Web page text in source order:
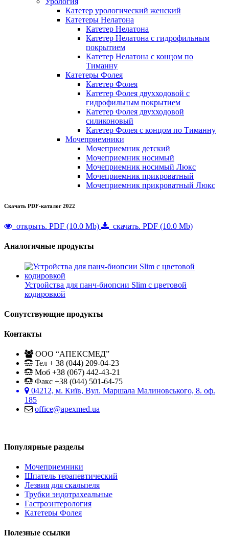
Катетер урологический женский
Катетеры Нелатона
Катетер Нелатона
Катетер Нелатона с гидрофильным
покрытием
Катетер Нелатона с концом по
Тиманну
Катетеры Фолея
Катетер Фолея
Катетер Фолея двухходовой с
гидрофильным покрытием
Катетер Фолея двухходовой
силиконовый
Катетер Фолея с концом по Тиманну
Мочеприемники
Мочеприемник детский
Мочеприемник носимый
Мочеприемник носимый Люкс
Мочеприемник прикроватный
Мочеприемник прикроватный Люкс
Скачать PDF-каталог 2022
открыть. PDF (10.0 Mb) скачать. PDF (10.0 Mb)
Аналогичные продукты
Устройства для панч-биопсии Slim с цветовой
кодировкой
Сопутствующие продукты
Контакты
ООО “АПЕКСМЕД”
Тел + 38 (044) 209-04-23
Моб +38 (067) 442-43-21
Факс +38 (044) 501-64-75
04212, м. Київ, Вул. Маршала Малиновського, 8. оф.
185
office@apexmed.ua
Популярные разделы
Мочеприемники
Шпатель терапевтический
Лезвия для скальпеля
Трубки эндотрахеальные
Гастроэнтерология
Катетеры Фолея
Полезные ссылки